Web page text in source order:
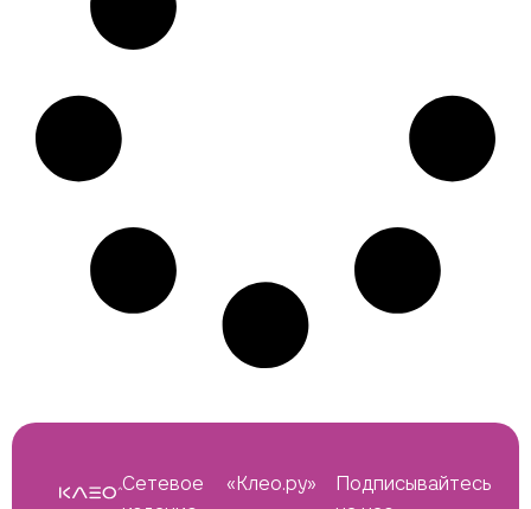
Сетевое
«Клео.ру»
Подписывайтесь